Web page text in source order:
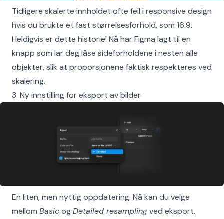
Tidligere skalerte innholdet ofte feil i responsive design
hvis du brukte et fast størrelsesforhold, som 16:9.
Heldigvis er dette historie! Nå har Figma lagt til en
knapp som lar deg låse sideforholdene i nesten alle
objekter, slik at proporsjonene faktisk respekteres ved
skalering.
3. Ny innstilling for eksport av bilder
En liten, men nyttig oppdatering: Nå kan du velge
mellom BasicogDetailed resamplingved eksport.